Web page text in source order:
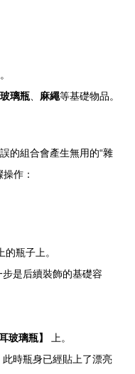
璃瓶 麻繩等基礎物品。
的組合會產生無用的“雜
作：
瓶子上。
步是后續裝飾的基礎容
玻璃瓶】
上。
此時瓶身已經貼上了漂亮